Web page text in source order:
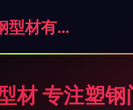
重庆大林塑钢型材有限公司
材 专注塑